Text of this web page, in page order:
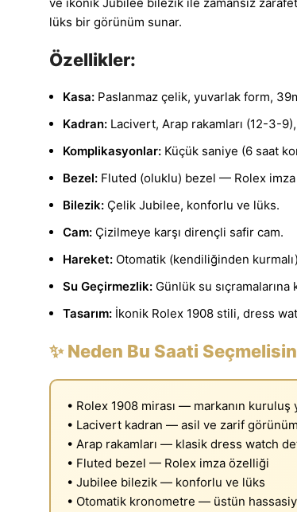
lüks bir görünüm sunar.
Özellikler:
Kasa: Paslanmaz çelik, yuvarlak form,
Kadran: Lacivert, Arap rakamları (12-3-
Komplikasyonlar: Küçük saniye (6 saat
Bezel: Fluted (oluklu) bezel — Rolex imza
Bilezik: Çelik Jubilee, konforlu ve lüks.
Cam: Çizilmeye karşı dirençli safir cam.
Hareket: Otomatik (kendiliğinden
Su Geçirmezlik: Günlük su sıçramalarına
Tasarım: İkonik Rolex 1908 stili, dress
✨ Neden Bu Saati
• Rolex 1908 mirası — markanın kuruluş
• Lacivert kadran — asil ve zarif görünüm
• Arap rakamları — klasik dress watch
• Fluted bezel — Rolex imza özelliği
• Jubilee bilezik — konforlu ve lüks
• Otomatik kronometre — üstün